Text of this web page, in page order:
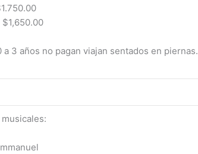
$1,650.00
a 3 años no pagan viajan sentados en piernas.